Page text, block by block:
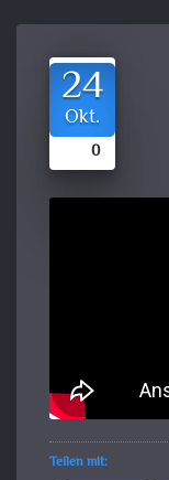
24
Okt.
0
Teilen mit: